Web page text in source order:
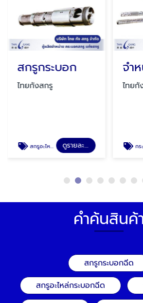
สกรูกระบอก
ไทยกังสกรู
สกรูอะไหล่กระบอกฉีด ดูรายละเอียด
ไทยกั
กระ
คำค้นสินค้
สกรูกระบอกฉีด
สกรูอะไหล่กระบอกฉีด